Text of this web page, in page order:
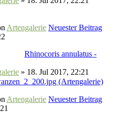
Artengalerie Neuester Beitrag
Rhinocoris annulatus -
» 18. Jul 2017, 22:21
Artengalerie Neuester Beitrag